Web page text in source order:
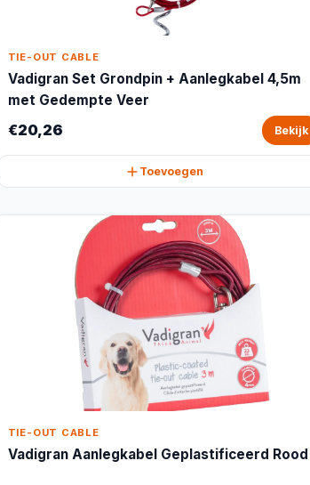
TIE-OUT CABLE
Vadigran Set Grondpin + Aanlegkabel 4,5m
met Gedempte Veer
€20,26 Bekijk
Toevoegen
TIE-OUT CABLE
Vadigran Aanlegkabel Geplastificeerd Rood